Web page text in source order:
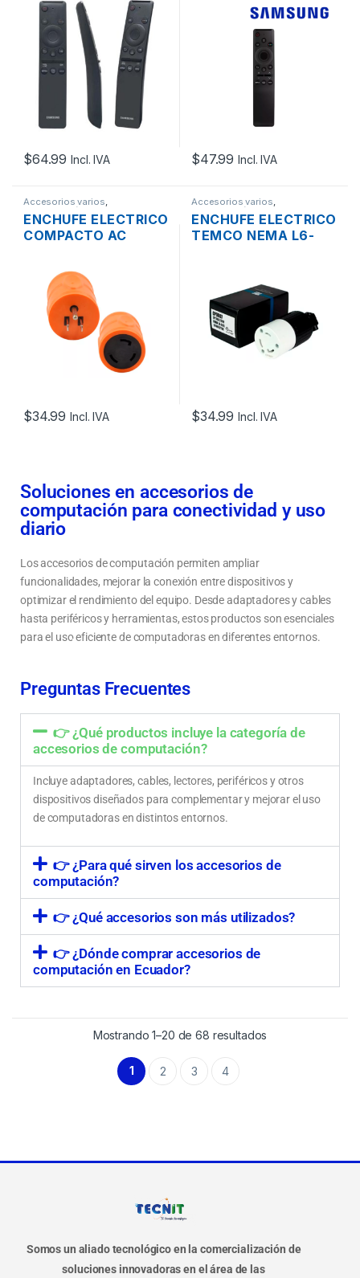
4K ULTRA HDTV
SERIES UN
$64.99 Incl. IVA
4K ULTRA HDTV
PARA UN43RU7100/
UN49/ UN50/ UN55/
$47.99 Incl. IVA
Accesorios varios
Computación
ENCHUFE ELECTRICO
COMPACTO AC
MACHO A L5-30R 15A
120V
$34.99 Incl. IVA
Accesorios varios
Computación
ENCHUFE ELECTRICO
TEMCO NEMA L6-
$34.99 Incl. IVA
Soluciones en accesorios de
computación para conectividad y uso
diario
Los accesorios de computación permiten ampliar
funcionalidades, mejorar la conexión entre dispositivos y
optimizar el rendimiento del equipo. Desde adaptadores y cables
hasta periféricos y herramientas, estos productos son esenciales
para el uso eficiente de computadoras en diferentes entornos.
ccesorios de computación para mejorar la conectividad y funcionalidad<
Preguntas Frecuentes
👉 ¿Qué productos incluye la categoría de
accesorios de computación?
Incluye adaptadores, cables, lectores, periféricos y otros
dispositivos diseñados para complementar y mejorar el uso
de computadoras en distintos entornos.
👉 ¿Para qué sirven los accesorios de
computación?
👉 ¿Qué accesorios son más utilizados?
👉 ¿Dónde comprar accesorios de
computación en Ecuador?
Mostrando 1–20 de 68 resultados
1 2 3 4
Somos un aliado tecnológico en la comercialización de
soluciones innovadoras en el área de las